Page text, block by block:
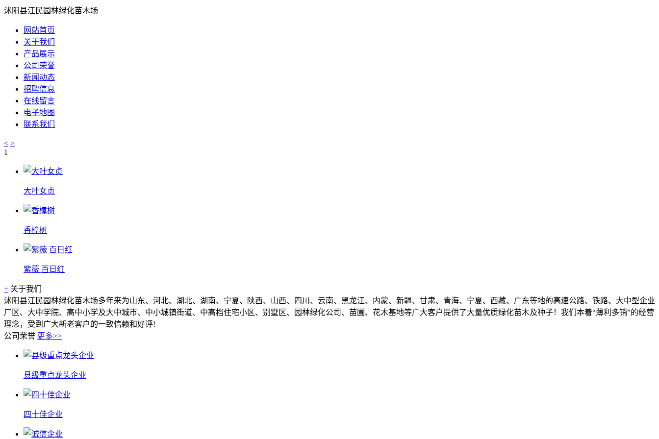
沭阳县江民园林绿化苗木场
网站首页
关于我们
产品展示
公司荣誉
新闻动态
招聘信息
在线留言
电子地图
联系我们
< >
1
大叶女贞
香樟树
紫薇 百日红
+ 关于我们
沭阳县江民园林绿化苗木场多年来为山东、河北、湖北、湖南、宁夏、陕西、山西、四川、云南、黑龙江、内蒙、新疆、甘肃、青海、宁夏、西藏、广东等地的高速公路、铁路、大中型企业
厂区、大中学院、高中小学及大中城市、中小城镇街道、中高档住宅小区、别墅区、园林绿化公司、苗圃、花木基地等广大客户提供了大量优质绿化苗木及种子！我们本着“薄利多销”的经营
理念，受到广大新老客户的一致信赖和好评!
公司荣誉 更多>>
县级重点龙头企业
四十佳企业